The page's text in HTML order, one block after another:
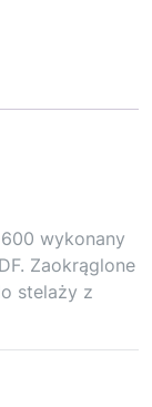
wykonany
Zaokrąglone
stelaży z